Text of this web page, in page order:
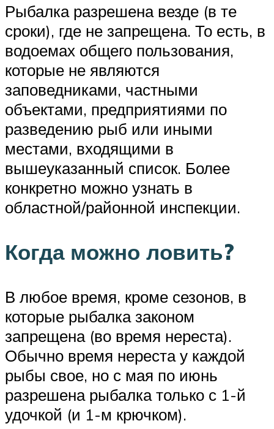
Рыбалка разрешена везде (в те
сроки), где не запрещена. То есть, в
водоемах общего пользования,
которые не являются
заповедниками, частными
объектами, предприятиями по
разведению рыб или иными
местами, входящими в
вышеуказанный список. Более
конкретно можно узнать в
областной/районной инспекции.
Когда можно ловить?
В любое время, кроме сезонов, в
которые рыбалка законом
запрещена (во время нереста).
Обычно время нереста у каждой
рыбы свое, но с мая по июнь
разрешена рыбалка только с 1-й
удочкой (и 1-м крючком).